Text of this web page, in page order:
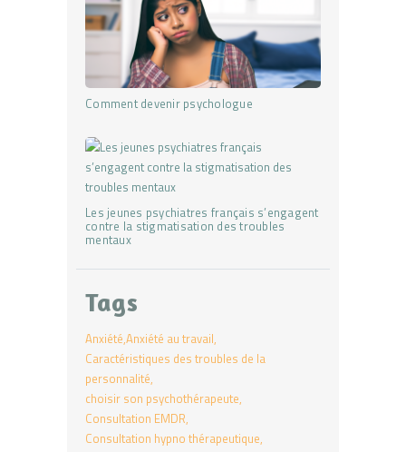
Comment devenir psychologue
Les jeunes psychiatres français s’engagent
contre la stigmatisation des troubles
mentaux
Tags
Anxiété Anxiété au travail
Caractéristiques des troubles de la
personnalité
choisir son psychothérapeute
Consultation EMDR
Consultation hypno thérapeutique